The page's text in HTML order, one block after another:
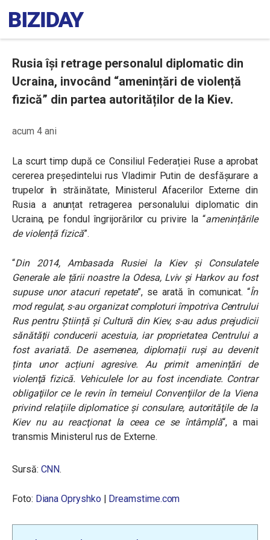
Rusia își retrage personalul diplomatic din
Ucraina, invocând “amenințări de violență
fizică” din partea autorităților de la Kiev.
acum 4 ani
La scurt timp după ce Consiliul Federației Ruse a aprobat
cererea președintelui rus Vladimir Putin de desfășurare a
trupelor în străinătate, Ministerul Afacerilor Externe din
Rusia a anunțat retragerea personalului diplomatic din
Ucraina, pe fondul îngrijorărilor cu privire la “amenințările
de violență fizică”.
“Din 2014, Ambasada Rusiei la Kiev și Consulatele
Generale ale țării noastre la Odesa, Lviv și Harkov au fost
supuse unor atacuri repetate”, se arată în comunicat. “În
mod regulat, s-au organizat comploturi împotriva Centrului
Rus pentru Știință și Cultură din Kiev, s-au adus prejudicii
sănătății conducerii acestuia, iar proprietatea Centrului a
fost avariată. De asemenea, diplomații ruși au devenit
ținta unor acțiuni agresive. Au primit amenințări de
violenţă fizică. Vehiculele lor au fost incendiate. Contrar
obligaţiilor ce le revin în temeiul Convenţiilor de la Viena
privind relaţiile diplomatice şi consulare, autorităţile de la
Kiev nu au reacţionat la ceea ce se întâmplă“, a mai
transmis Ministerul rus de Externe.
Sursă: CNN.
Foto: Diana Opryshko| Dreamstime.com